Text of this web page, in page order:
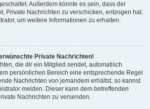
Außerdem könnte es sein, dass der
Private Nachrichten zu verschicken, entzogen hat.
um weitere Informationen zu erhalten.
Private Nachrichten!
die dir ein Mitglied sendet, automatisch
persönlichen Bereich eine entsprechende Regel
Nachrichten von jemandem erhältst, so kannst
melden. Dieser kann dem betreffenden
Nachrichten zu versenden.